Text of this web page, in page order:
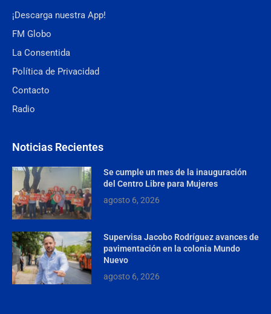
¡Descarga nuestra App!
FM Globo
La Consentida
Política de Privacidad
Contacto
Radio
Noticias Recientes
Se cumple un mes de la inauguración
del Centro Libre para Mujeres
agosto 6, 2026
Supervisa Jacobo Rodríguez avances de
pavimentación en la colonia Mundo
Nuevo
agosto 6, 2026